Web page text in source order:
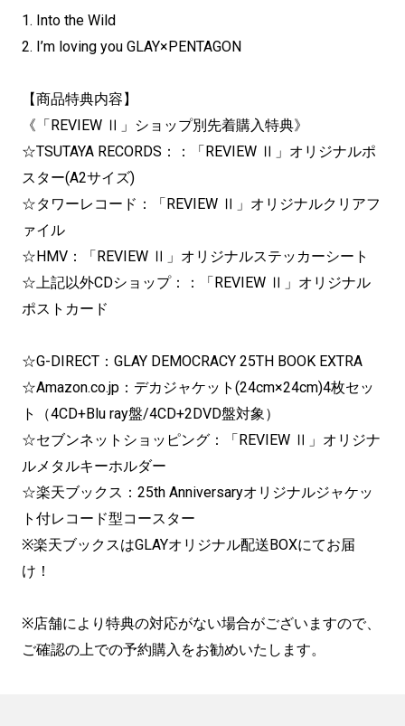
1. Into the Wild
2. I’m loving you GLAY×PENTAGON
【商品特典内容】
《「REVIEW Ⅱ」ショップ別先着購入特典》
☆TSUTAYA RECORDS：：「REVIEW Ⅱ」オリジナルポ
スター(A2サイズ)
☆タワーレコード：「REVIEW Ⅱ」オリジナルクリアフ
ァイル
☆HMV：「REVIEW Ⅱ」オリジナルステッカーシート
☆上記以外CDショップ：：「REVIEW Ⅱ」オリジナル
ポストカード
☆G-DIRECT：GLAY DEMOCRACY 25TH BOOK EXTRA
☆Amazon.co.jp：デカジャケット(24cm×24cm)4枚セッ
ト（4CD+Blu ray盤/4CD+2DVD盤対象）
☆セブンネットショッピング：「REVIEW Ⅱ」オリジナ
ルメタルキーホルダー
☆楽天ブックス：25th Anniversaryオリジナルジャケッ
ト付レコード型コースター
※楽天ブックスはGLAYオリジナル配送BOXにてお届
け！
※店舗により特典の対応がない場合がございますので、
ご確認の上での予約購入をお勧めいたします。